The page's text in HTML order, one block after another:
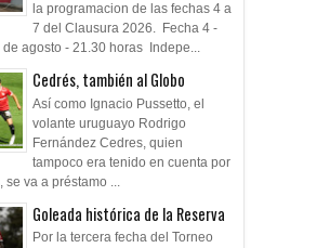
la programacion de las fechas 4 a
7 del Clausura 2026. Fecha 4 -
de agosto - 21.30 horas Indepe...
Cedrés, también al Globo
Así como Ignacio Pussetto, el
volante uruguayo Rodrigo
Fernández Cedres, quien
tampoco era tenido en cuenta por
va a préstamo ...
Goleada histórica de la Reserva
Por la tercera fecha del Torneo